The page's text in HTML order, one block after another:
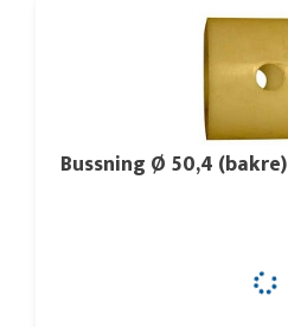
Bussning Ø 50,4 (bakre)